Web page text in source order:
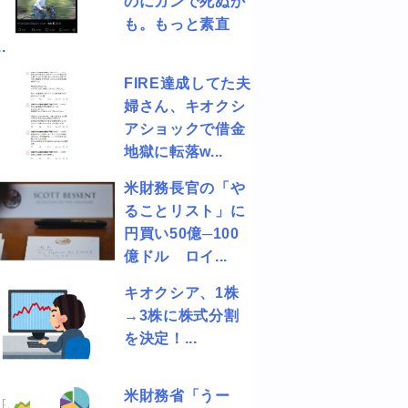
も。もっと素直
FIRE達成してた夫
婦さん、キオクシ
アショックで借金
地獄に転落w...
米財務長官の「や
ることリスト」に
円買い50億─100
億ドル ロイ...
キオクシア、1株
→3株に株式分割
を決定！...
米財務省「うー